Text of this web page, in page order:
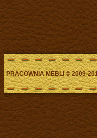
PRACOWNIA MEBLI©2009-